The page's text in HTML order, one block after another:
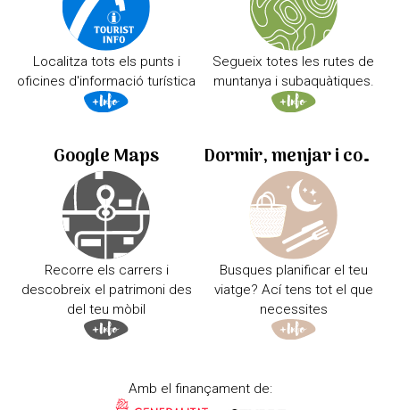
Localitza tots els punts i
oficines d'informació turística
Segueix totes les rutes de
muntanya i subaquàtiques.
Google Maps
Recorre els carrers i
descobreix el patrimoni des
del teu mòbil
Dormir, menjar i comprar
Busques planificar el teu
viatge? Ací tens tot el que
necessites
Amb el finançament de: